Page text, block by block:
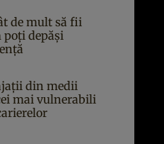
de mult să fii
depăși
din medii
mai vulnerabili